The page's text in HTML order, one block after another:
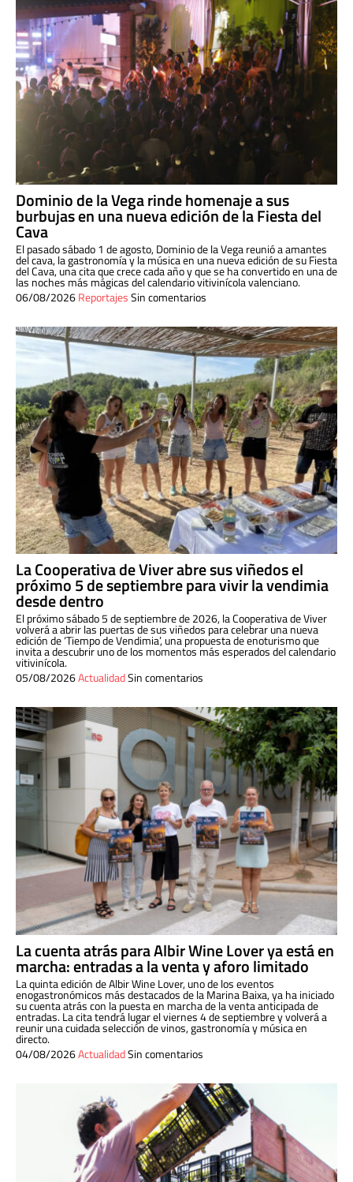
Dominio de la Vega rinde homenaje a sus
burbujas en una nueva edición de la Fiesta del
Cava
El pasado sábado 1 de agosto, Dominio de la Vega reunió a amantes
del cava, la gastronomía y la música en una nueva edición de su Fiesta
del Cava, una cita que crece cada año y que se ha convertido en una de
las noches más mágicas del calendario vitivinícola valenciano.
06/08/2026ReportajesSin comentarios
La Cooperativa de Viver abre sus viñedos el
próximo 5 de septiembre para vivir la vendimia
desde dentro
El próximo sábado 5 de septiembre de 2026, la Cooperativa de Viver
volverá a abrir las puertas de sus viñedos para celebrar una nueva
edición de ‘Tiempo de Vendimia’, una propuesta de enoturismo que
invita a descubrir uno de los momentos más esperados del calendario
vitivinícola.
05/08/2026ActualidadSin comentarios
La cuenta atrás para Albir Wine Lover ya está en
marcha: entradas a la venta y aforo limitado
La quinta edición de Albir Wine Lover, uno de los eventos
enogastronómicos más destacados de la Marina Baixa, ya ha iniciado
su cuenta atrás con la puesta en marcha de la venta anticipada de
entradas. La cita tendrá lugar el viernes 4 de septiembre y volverá a
reunir una cuidada selección de vinos, gastronomía y música en
directo.
04/08/2026ActualidadSin comentarios